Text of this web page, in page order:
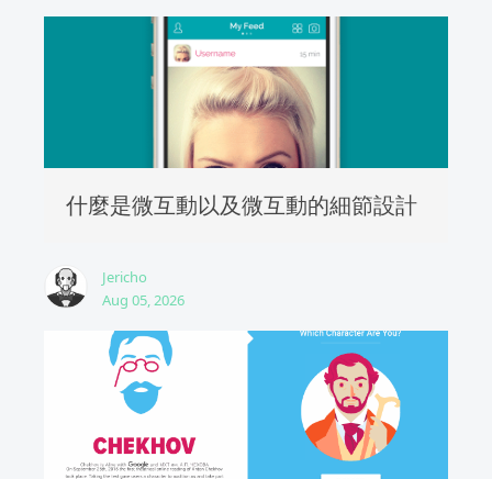
什麼是微互動以及微互動的細節設計
Jericho
Aug 05, 2026